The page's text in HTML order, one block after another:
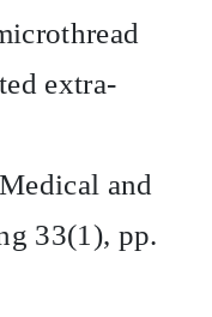
extra-
and
33(1), pp.